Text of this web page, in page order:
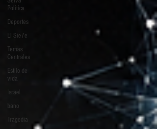
Política
Deportes
El Sie7e
Temas
Centrales
Estilo de
vida
Israel
bano
Tragedia